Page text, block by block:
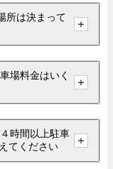
所は決まって
場料金はいく
時間以上駐車
てください